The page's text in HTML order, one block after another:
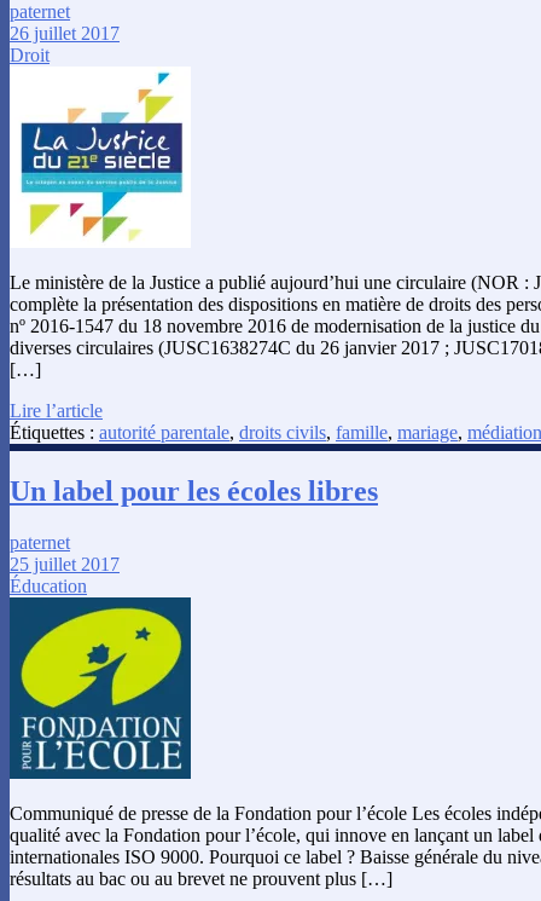
paternet
26 juillet 2017
Droit
Le ministère de la Justice a publié aujourd’hui une circulaire (NOR :
complète la présentation des dispositions en matière de droits des
nº 2016-1547 du 18 novembre 2016 de modernisation de la justice
diverses circulaires (JUSC1638274C du 26 janvier 2017 ;
[…]
Lire l’article
Étiquettes : autorité parentale, droits civils, famille, mariage,
Un label pour les écoles libres
paternet
25 juillet 2017
Éducation
Communiqué de presse de la Fondation pour l’école Les écoles
qualité avec la Fondation pour l’école, qui innove en lançant un label
internationales ISO 9000. Pourquoi ce label ? Baisse générale du
résultats au bac ou au brevet ne prouvent plus […]